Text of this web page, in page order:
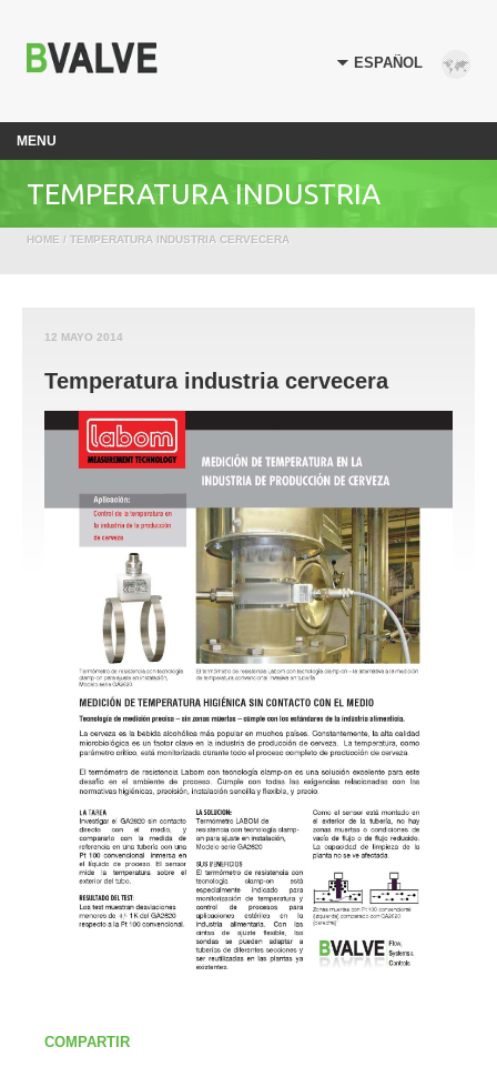
MENU
TEMPERATURA INDUSTRIA
HOME / TEMPERATURA INDUSTRIA CERVECERA
12 MAYO 2014
Temperatura industria cervecera
COMPARTIR